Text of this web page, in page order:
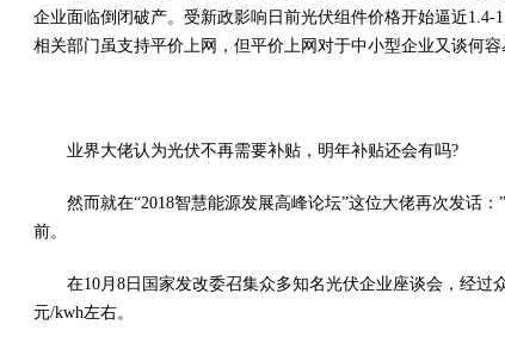
企业面临倒闭破产。受新政影响日前光伏组件价格开始逼近1.4-
相关部门虽支持平价上网，但平价上网对于中小型企业又谈何容
业界大佬认为光伏不再需要补贴，明年补贴还会有吗?
然而就在“2018智慧能源发展高峰论坛”这位大佬再次发话
前。
在10月8日国家发改委召集众多知名光伏企业座谈会，经
元/kwh左右。